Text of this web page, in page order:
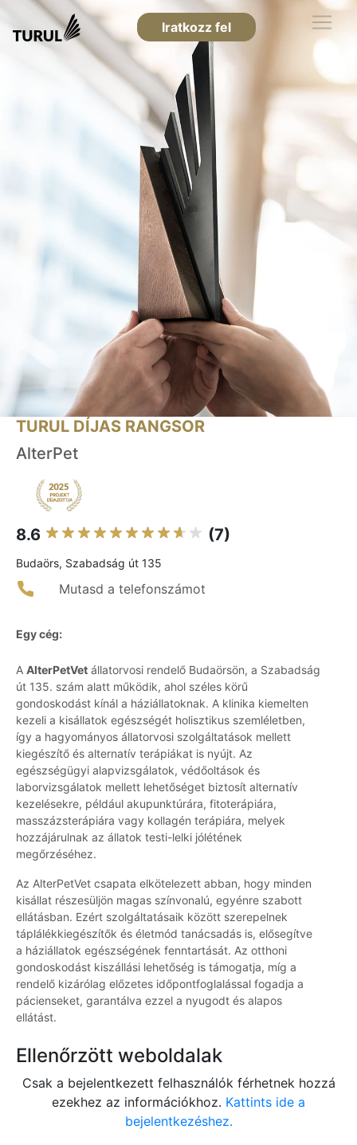
Iratkozz fel
TURUL DÍJAS RANGSOR
AlterPet
8.6 (7)
Budaörs, Szabadság út 135
Mutasd a telefonszámot
Egy cég:
A AlterPetVet állatorvosi rendelő Budaörsön, a Szabadság
út 135. szám alatt működik, ahol széles körű
gondoskodást kínál a háziállatoknak. A klinika kiemelten
kezeli a kisállatok egészségét holisztikus szemléletben,
így a hagyományos állatorvosi szolgáltatások mellett
kiegészítő és alternatív terápiákat is nyújt. Az
egészségügyi alapvizsgálatok, védőoltások és
laborvizsgálatok mellett lehetőséget biztosít alternatív
kezelésekre, például akupunktúrára, fitoterápiára,
masszázsterápiára vagy kollagén terápiára, melyek
hozzájárulnak az állatok testi-lelki jólétének
megőrzéséhez.
Az AlterPetVet csapata elkötelezett abban, hogy minden
kisállat részesüljön magas színvonalú, egyénre szabott
ellátásban. Ezért szolgáltatásaik között szerepelnek
táplálékkiegészítők és életmód tanácsadás is, elősegítve
a háziállatok egészségének fenntartását. Az otthoni
gondoskodást kiszállási lehetőség is támogatja, míg a
rendelő kizárólag előzetes időpontfoglalással fogadja a
pácienseket, garantálva ezzel a nyugodt és alapos
ellátást.
Ellenőrzött weboldalak
Csak a bejelentkezett felhasználók férhetnek hozzá
ezekhez az információkhoz. Kattints ide a
bejelentkezéshez.